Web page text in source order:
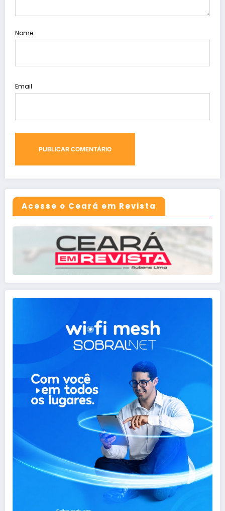
Nome
Email
Acesse o Ceará em Revista